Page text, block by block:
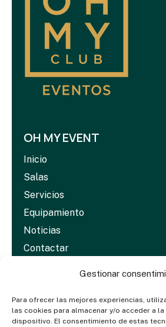
Gestionar
Para ofrecer las mejores experiencias,
las cookies para almacenar y/o acceder a
dispositivo. El consentimiento de estas
OH MY EVENT
Inicio
Salas
Servicios
Equipamiento
Noticias
Contactar
CONTACTO